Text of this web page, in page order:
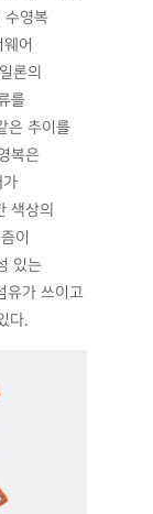
수영복
어
론의
를
은 추이를
복은
가
색상의
이
있는
유가 쓰이고
다.